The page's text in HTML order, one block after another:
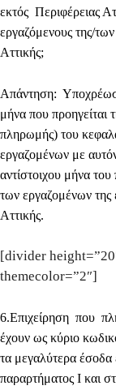
εκτός Περιφέρειας
εργαζόμενους της/
Αττικής;
Απάντηση:
μήνα που προηγείται
πληρωμής) του
εργαζομένων με
αντίστοιχου μήνα
των εργαζομένων της
Αττικής.
[divider
themecolor=”2″]
6.Επιχείρηση που
έχουν ως κύριο
τα μεγαλύτερα
παραρτήματος Ι και